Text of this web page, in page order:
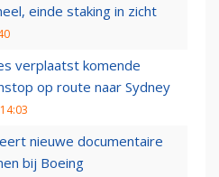
einde staking in zicht
verplaatst komende
op route naar Sydney
nieuwe documentaire
bij Boeing